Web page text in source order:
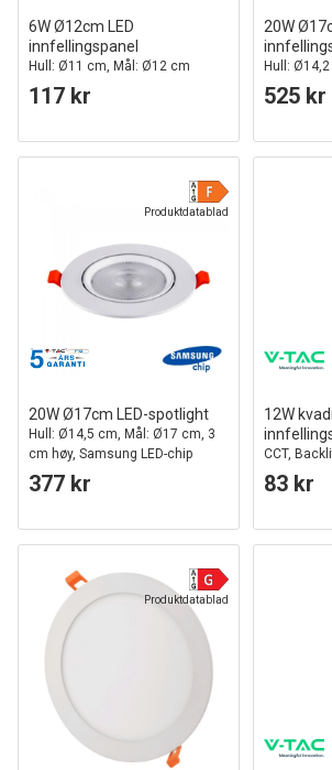
6W Ø12cm LED
innfellingspanel
Hull: Ø11 cm, Mål: Ø12 cm
117 kr
20W
Hull:
Samsung
525 kr
Produktdatablad
20W Ø17cm LED-spotlight
Hull: Ø14,5 cm, Mål: Ø17 cm, 3
cm høy, Samsung LED-chip
377 kr
12W
CCT,
garanti
83 kr
Produktdatablad